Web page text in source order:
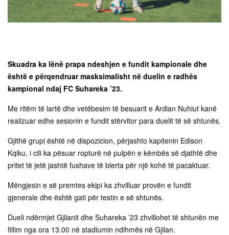
Skuadra ka lënë prapa ndeshjen e fundit kampionale dhe
është e përqendruar masksimalisht në duelin e radhës
kampional ndaj FC Suhareka ’23.
Me ritëm të lartë dhe vetëbesim të besuarit e Ardian Nuhiut kanë
realizuar edhe sesionin e fundit stërvitor para duelit të së shtunës.
Gjithë grupi është në dispozicion, përjashto kapitenin Edison
Kqiku, i cili ka pësuar ropturë në pulpën e këmbës së djathtë dhe
pritet të jetë jashtë fushave të blerta për një kohë të pacaktuar.
Mëngjesin e së premtes ekipi ka zhvilluar provën e fundit
gjenerale dhe është gati për testin e së shtunës.
Dueli ndërmjet Gjilanit dhe Suhareka ’23 zhvillohet të shtunën me
fillim nga ora 13.00 në stadiumin ndihmës në Gjilan.